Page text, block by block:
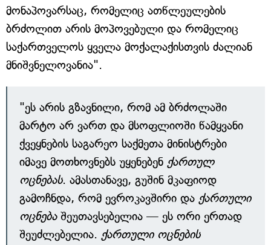
მონაპოვარსაც, რომელიც ათწლეულების
ბრძოლით არის მოპოვებული და რომელიც
საქართველოს ყველა მოქალაქისთვის ძალიან
მნიშვნელოვანია".
"ეს არის გზავნილი, რომ ამ ბრძოლაში
მარტო არ ვართ და მსოფლიოში წამყვანი
ქვეყნების საგარეო საქმეთა მინისტრები
იმავე მოთხოვნებს უყენებენ ქართულ
ოცნებას. ამასთანავე, გუშინ მკაფიოდ
გამოჩნდა, რომ ევროკავშირი და ქართული
ოცნებაშეუთავსებელია — ეს ორი ერთად
შეუძლებელია. ქართული ოცნების